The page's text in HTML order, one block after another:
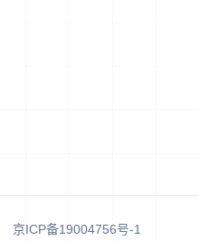
京ICP备19004756号-1